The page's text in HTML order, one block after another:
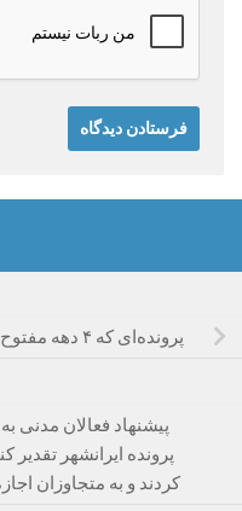
پرونده‌‌ای که ۴ دهه مفتوح مانده است سرنوشت مصادره‌ها
پیشنهاد فعالان مدنی
پرونده ایرانشهر تقدیر
کردند و به متجاوزان